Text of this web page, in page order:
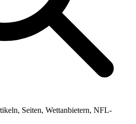
Seiten, Wettanbietern, NFL-